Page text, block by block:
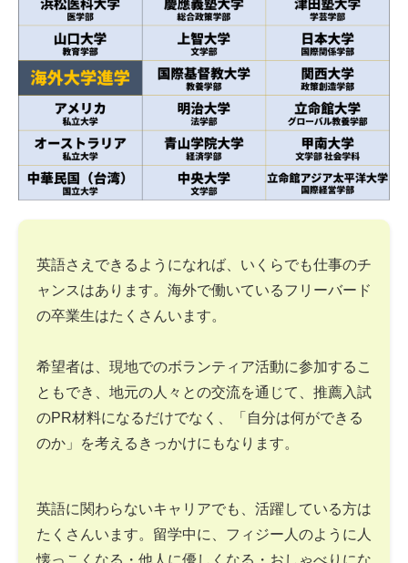
英語さえできるようになれば、いくらでも仕事のチ
ャンスはあります。海外で働いているフリーバード
の卒業生はたくさんいます。
希望者は、現地でのボランティア活動に参加するこ
ともでき、地元の人々との交流を通じて、推薦入試
のPR材料になるだけでなく、「自分は何ができる
のか」を考えるきっかけにもなります。
英語に関わらないキャリアでも、活躍している方は
たくさんいます。留学中に、フィジー人のように人
懐っこくなる・他人に優しくなる・おしゃべりにな